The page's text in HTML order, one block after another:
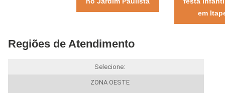
em
Regiões de Atendimento
Selecione:
ZONA OESTE